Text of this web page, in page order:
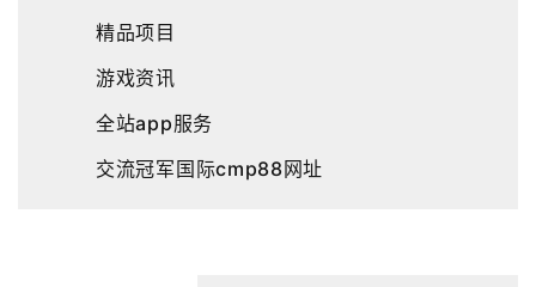
精品项目
游戏资讯
全站app服务
交流冠军国际cmp88网址